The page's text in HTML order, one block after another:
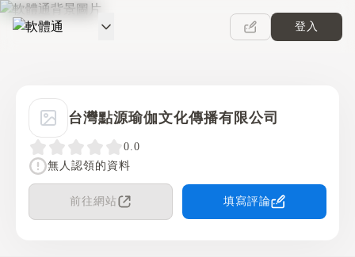
軟體通
登入
台灣點源瑜伽文化傳播有限公司
0.0
無人認領的資料
前往網站 填寫評論